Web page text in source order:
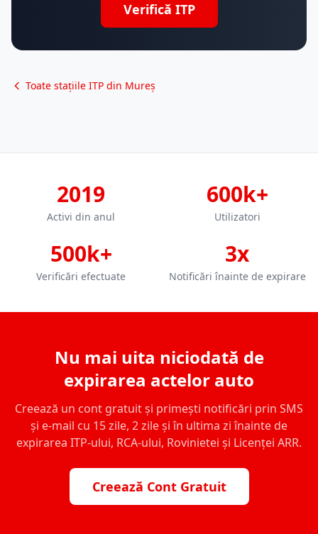
Verifică ITP
Toate stațiile ITP din Mureș
2019
Activi din anul
600k+
Utilizatori
500k+
Verificări efectuate
3x
Notificări înainte de expirare
Nu mai uita niciodată de
expirarea actelor auto
Creează un cont gratuit și primești notificări prin SMS
și e-mail cu 15 zile, 2 zile și în ultima zi înainte de
expirarea ITP-ului, RCA-ului, Rovinietei și Licenței ARR.
Creează Cont Gratuit